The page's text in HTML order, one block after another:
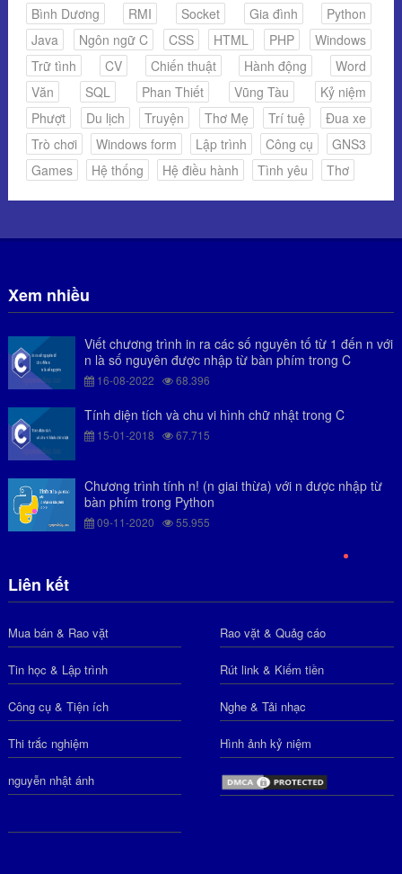
Bình Dương
RMI Socket Gia đình
Python
Java
Ngôn ngữ C CSS HTML PHP
Windows
Trữ tình
CV Chiến thuật Hành động
Word
Văn
SQL Phan Thiết Vũng Tàu
Kỷ niệm
Phượt
Du lịch Truyện Thơ Mẹ Trí tuệ
Đua xe
Trò chơi
Windows form Lập trình Công cụ
GNS3
Games
Hệ thống Hệ điều hành Tình yêu Thơ
Xem nhiều
Viết chương trình in ra các số nguyên tố từ 1 đến n với
n là số nguyên được nhập từ bàn phím trong C
16-08-2022 68.396
Tính diện tích và chu vi hình chữ nhật trong C
15-01-2018 67.715
Chương trình tính n! (n giai thừa) với n được nhập từ
bàn phím trong Python
09-11-2020 55.955
Liên kết
Mua bán & Rao vặt Rao vặt & Quảg cáo
Tin học & Lập trình Rút link & Kiếm tiền
Công cụ & Tiện ích Nghe & Tải nhạc
Thi trắc nghiệm Hình ảnh kỷ niệm
nguyễn nhật ánh